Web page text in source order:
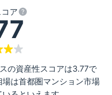
ア
の資産性スコアは3.77で
は首都圏マンション市場